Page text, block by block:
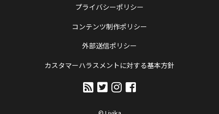
プライバシーポリシー
コンテンツ制作ポリシー
外部送信ポリシー
カスタマーハラスメントに対する基本方針